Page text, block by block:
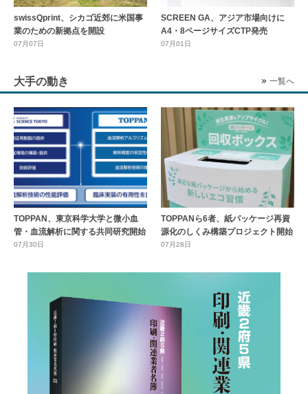
swissQprint、シカゴ近郊に⽶国事
業のための新拠点を開設
07月07日
SCREEN GA、アジア市場向けに
A4・8ページサイズCTP発売
07月01日
大手の動き 一覧へ
TOPPAN、東京科学大学と微小血
管・血流解析に関する共同研究開始
07月30日
TOPPANら6者、紙パッケージ再資
源化のしくみ構築プロジェクト開始
07月28日